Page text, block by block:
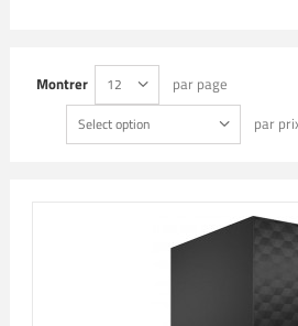
Montrer 12 par page
Select option par